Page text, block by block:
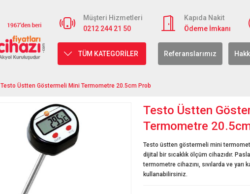
Müşteri Hizmetleri
0212 244 21 50
Kapıda Nakit
Ödeme İmkanı
TÜM KATEGORİLER Referanslarımız
Testo Üstten Göstermeli Mini Termometre 20.5cm Prob
Testo Üstten
Termometre
Testo üstten göstermeli mini
dijital bir sıcaklık ölçüm cihazıdır.
termometre cihazını, sıvılarda ve yarı
kullanabilirsiniz.